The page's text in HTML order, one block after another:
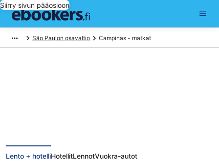
Siirry sivun pääosioon
São Paulon osavaltio Campinas - matkat
Lento + hotelliHotellitLennotVuokra-autot